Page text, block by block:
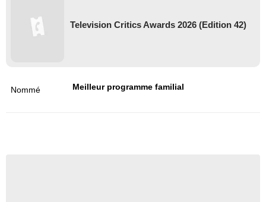
Television Critics Awards 2026 (Edition 42)
Nommé Meilleur programme familial